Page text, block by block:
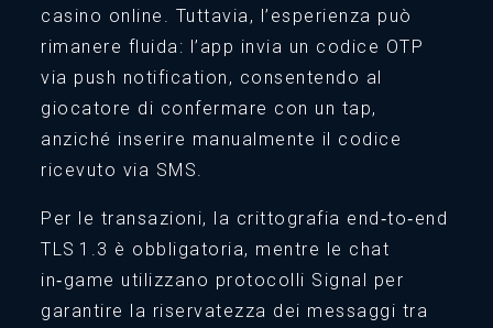
casino online. Tuttavia, l’esperienza può
rimanere fluida: l’app invia un codice OTP
via push notification, consentendo al
giocatore di confermare con un tap,
anziché inserire manualmente il codice
ricevuto via SMS.
Per le transazioni, la crittografia end‑to‑end
TLS 1.3 è obbligatoria, mentre le chat
in‑game utilizzano protocolli Signal per
garantire la riservatezza dei messaggi tra